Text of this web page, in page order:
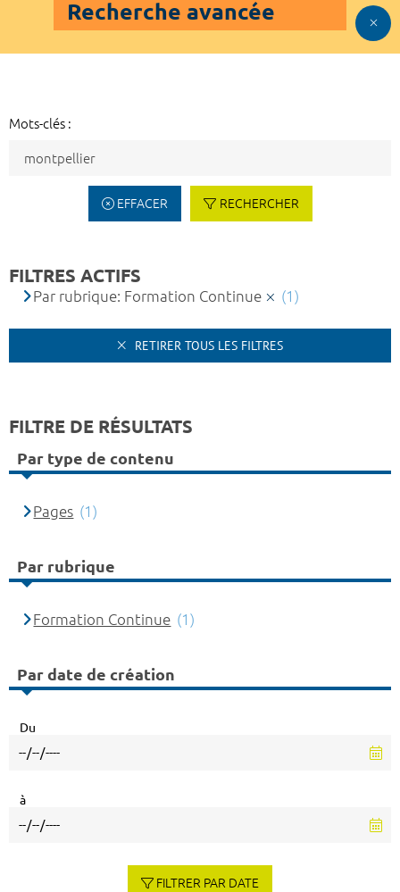
Recherche avancée
Mots-clés :
EFFACER RECHERCHER
FILTRES ACTIFS
Par rubrique: Formation Continue (1)
RETIRER TOUS LES FILTRES
FILTRE DE RÉSULTATS
Par type de contenu
Pages (1)
Par rubrique
Formation Continue (1)
Par date de création
Du
à
FILTRER PAR DATE